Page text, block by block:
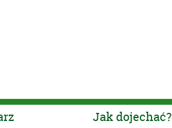
Jak dojechać?